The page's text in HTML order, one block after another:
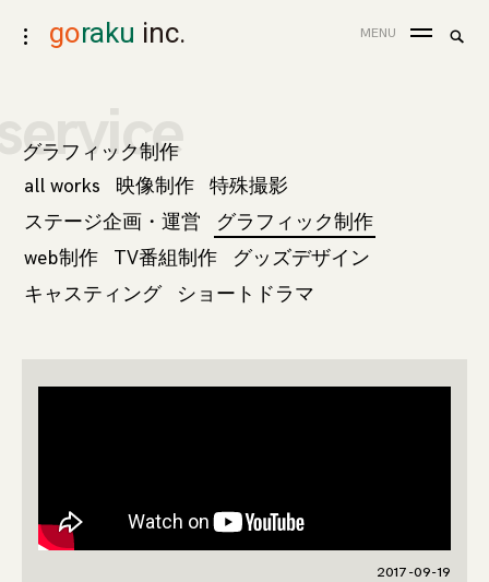
to
goraku inc.
toggle
MENU
グラフィック制作
all works
映像制作
特殊撮影
ステージ企画・運営
グラフィック制作
web制作
TV番組制作
グッズデザイン
キャスティング
ショートドラマ
2017-09-19
search